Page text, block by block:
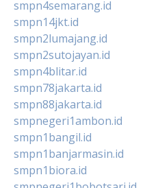
smpn4semarang.id
smpn14jkt.id
smpn2lumajang.id
smpn2sutojayan.id
smpn4blitar.id
smpn78jakarta.id
smpn88jakarta.id
smpnegeri1ambon.id
smpn1bangil.id
smpn1banjarmasin.id
smpn1biora.id